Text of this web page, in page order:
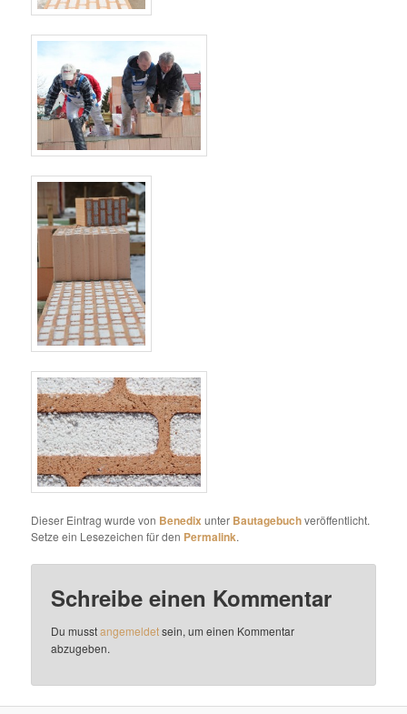
Dieser Eintrag wurde von Benedix unter Bautagebuchveröffentlicht.
Setze ein Lesezeichen für den Permalink.
Schreibe einen Kommentar
Du musstangemeldetsein, um einen Kommentar
abzugeben.